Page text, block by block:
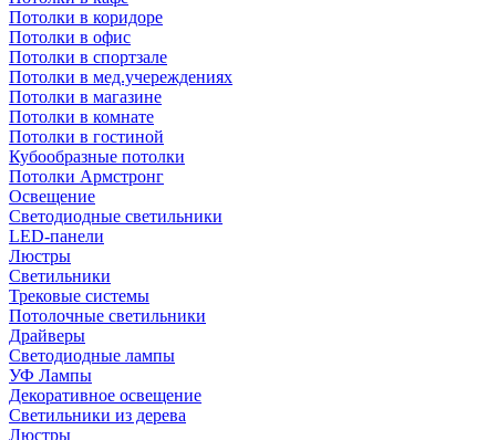
Потолки в коридоре
Потолки в офис
Потолки в спортзале
Потолки в мед.учереждениях
Потолки в магазине
Потолки в комнате
Потолки в гостиной
Кубообразные потолки
Потолки Армстронг
Освещение
Светодиодные светильники
LED-панели
Люстры
Светильники
Трековые системы
Потолочные светильники
Драйверы
Светодиодные лампы
УФ Лампы
Декоративное освещение
Светильники из дерева
Люстры